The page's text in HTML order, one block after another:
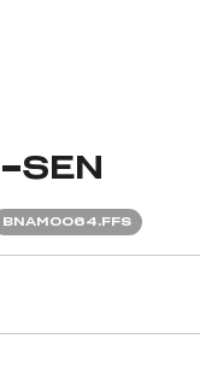
SEN
BNAM0064.FFS